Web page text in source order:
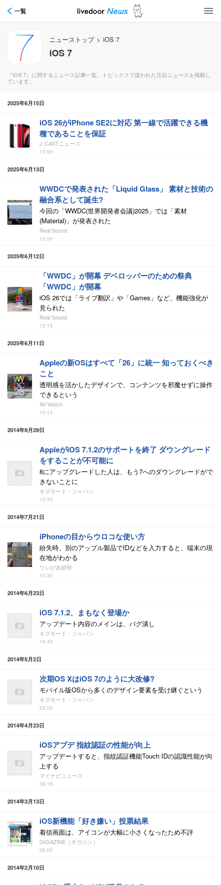
一覧
ニューストップ > iOS 7
iOS 7
『iOS 7』に関するニュース記事一覧。トピックスで扱われた注目ニュースを掲載し
ています。
2025年6月15日
iOS 26がiPhone SE2に対応 第一線で活躍できる機
種であることを保証
J-CASTニュース
13:00
2025年6月13日
WWDCで発表された「Liquid Glass」 素材と技術の
融合系として誕生?
今回の「WWDC(世界開発者会議)2025」では「素材
(Material)」が発表された
Real Sound
12:00
2025年6月12日
「WWDC」が開幕 デベロッパーのための祭典
「WWDC」が開幕
iOS 26では「ライブ翻訳」や「Games」など、機能強化が
見られた
Real Sound
12:15
2025年6月11日
Appleの新OSはすべて「26」に統一 知っておくべき
こと
透明感を活かしたデザインで、コンテンツを邪魔せずに操作
できるという
AV Watch
10:13
2014年9月29日
AppleがiOS 7.1.2のサポートを終了 ダウングレード
をすることが不可能に
8にアップグレードした人は、もう7へのダウングレードがで
きないことに
ギズモード・ジャパン
12:30
2014年7月21日
iPhoneの目からウロコな使い方
紛失時、別のアップル製品でIDなどを入力すると、端末の現
在地がわかる
ウレぴあ総研
10:30
2014年6月23日
iOS 7.1.2、まもなく登場か
アップデート内容のメインは、バグ潰し
ギズモード・ジャパン
16:45
2014年5月2日
次期OS XはiOS 7のように大改修?
モバイル版OSから多くのデザイン要素を受け継ぐという
ギズモード・ジャパン
22:00
2014年4月23日
iOSアプデ 指紋認証の性能が向上
アップデートすると、指紋認証機能Touch IDの認識性能が向
上する
マイナビニュース
08:16
2014年3月13日
iOS新機能「好き嫌い」投票結果
着信画面は、アイコンが大幅に小さくなったため不評
GIGAZINE（ギガジン）
06:00
2014年2月10日